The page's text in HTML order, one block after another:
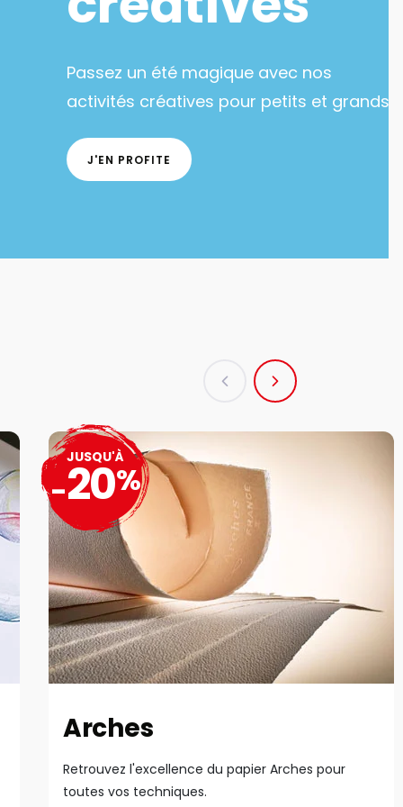
web - Gros volumes à petits prix
grande sélection de matériel
Arches
Retrouvez l'excellence du papier Arches pour
toutes vos techniques.
JUSQU'À
-20%